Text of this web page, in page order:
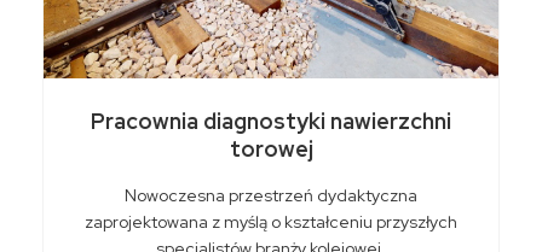
Pracownia diagnostyki nawierzchni
torowej
Nowoczesna przestrzeń dydaktyczna
zaprojektowana z myślą o kształceniu przyszłych